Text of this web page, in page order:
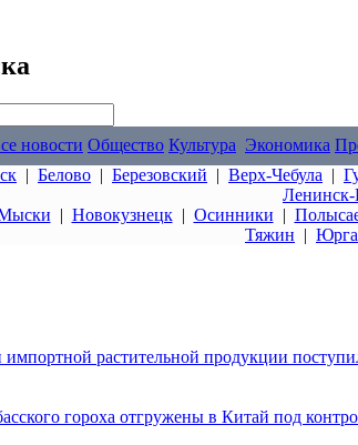
новости Общество Культура Экономика
| Белово | Березовский | Верх-Чебула |
Ленинск-
| Новокузнецк| Осинники |
Тяжин | Юрга
импортной растительной продукции
гороха отгружены в Китай под